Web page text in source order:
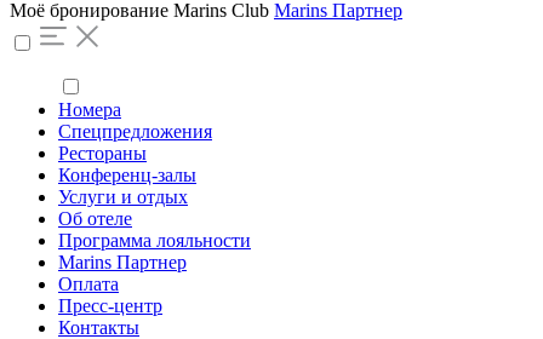
Моё бронирование Marins Club Marins Партнер
Номера
Спецпредложения
Рестораны
Конференц-залы
Услуги и отдых
Об отеле
Программа лояльности
Marins Партнер
Оплата
Пресс-центр
Контакты